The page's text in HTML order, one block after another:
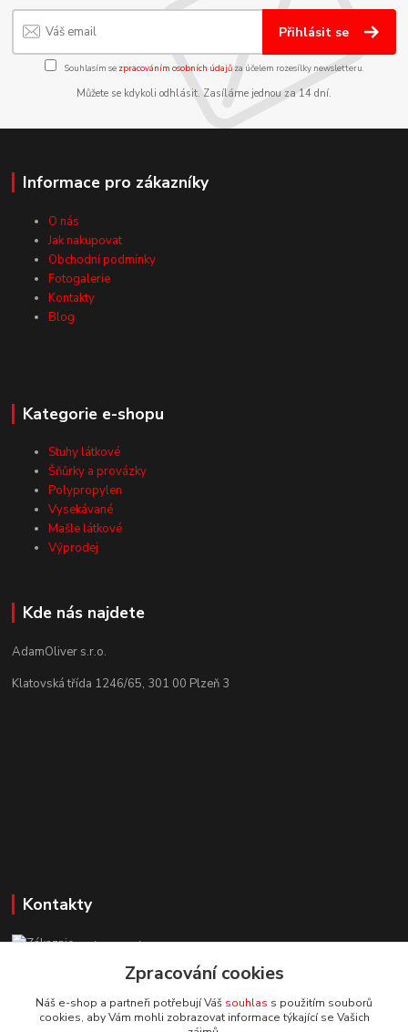
Přihlásit se
Souhlasím se zpracováním osobních údajůza účelem rozesílky newsletteru.
Můžete se kdykoli odhlásit. Zasíláme jednou za 14 dní.
Informace pro zákazníky
O nás
Jak nakupovat
Obchodní podmínky
Fotogalerie
Kontakty
Blog
Kategorie e-shopu
Stuhy látkové
Šňůrky a provázky
Polypropylen
Vysekávané
Mašle látkové
Výprodej
Kde nás najdete
AdamOliver s.r.o.
Klatovská třída 1246/65, 301 00 Plzeň 3
Kontakty
Zákaznická podpora StuhyLevně.cz
+420 725 618 353
(Po-Pá, 8-16 hod.)
adamoliver@seznam.cz
Zpracování cookies
Náš e-shop a partneři potřebují Váš souhlas s použitím souborů
cookies, aby Vám mohli zobrazovat informace týkající se Vašich